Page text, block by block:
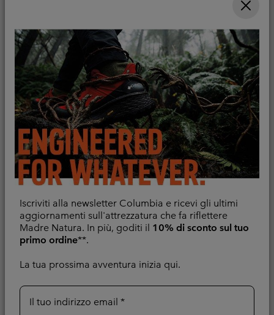
Iscriviti alla newsletter Columbia e ricevi gli ultimi
aggiornamenti sull'attrezzatura che fa riflettere
Madre Natura. In più, goditi il 10% di sconto sul tuo
primo ordine**.
La tua prossima avventura inizia qui.
Il tuo indirizzo email
Creek™ da uomo
Traspirante
Minimum sale price:
42,00 €-Maximum sale price:
49,00 €
maniche lunghe PFG
Uncharted™ II da uomo
Sale price:
44,00 €